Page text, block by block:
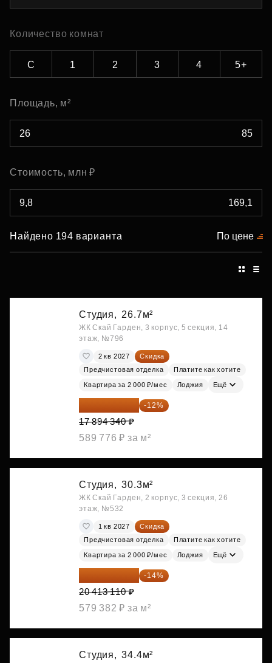
Количество комнат
С 1 2 3 4 5+
Площадь, м²
Стоимость, млн ₽
Найдено 194 варианта По цене
Студия, 26.7м²
ЖК Скай Гарден, 3 корпус, 5 секция, 14
этаж, №796
2 кв 2027
Скидка
Предчистовая отделка
Платите как хотите
Квартира за 2 000 ₽/мес Лоджия Ещё
15 747 019 ₽ -12%
17 894 340 ₽
589 776 ₽ за м²
Студия, 30.3м²
ЖК Скай Гарден, 2 корпус, 3 секция, 26
этаж, №532
1 кв 2027
Скидка
Предчистовая отделка
Платите как хотите
Квартира за 2 000 ₽/мес Лоджия Ещё
17 555 275 ₽ -14%
20 413 110 ₽
579 382 ₽ за м²
Студия, 34.4м²